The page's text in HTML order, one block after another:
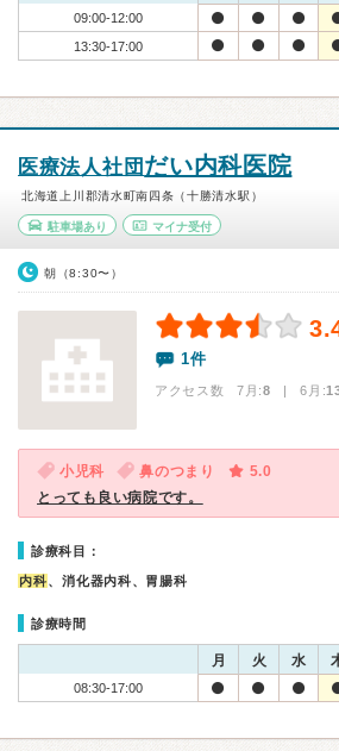
09:00-12:00
13:30-17:00
医療法人社団 だい内科医院
北海道上川郡清水町南四条（十勝清水駅）
駐車場あり マイナ受付
朝（8:30〜）
1件
アクセス数 7月:8 | 6月:
小児科 鼻のつまり
5.0
とっても良い病院です。
診療科目：
内科、消化器内科、胃腸科
診療時間
月 火 水
08:30-17:00